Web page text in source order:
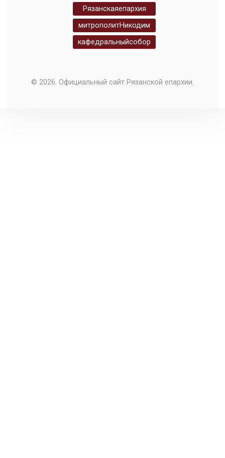
Рязанскаяепархия
митрополитНикодим
кафедральныйсобор
© 2026. Официальный сайт Рязанской епархии.